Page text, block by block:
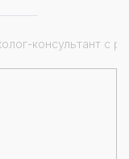
консультант с